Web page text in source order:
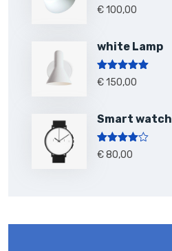
Note5.00
sur 5
€100,00
white Lamp
Note5.00
sur 5
€150,00
Smart watch
Note 4.00
sur 5
€80,00